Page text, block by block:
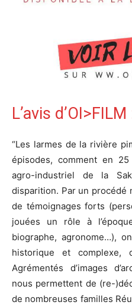
L’avis d’OI>FILM
“Les larmes de la rivière
épisodes, comment en
agro-industriel de la
disparition. Par un procédé
de témoignages forts
jouées un rôle à
biographe, agronome…),
historique et complexe,
Agrémentés d’images
nous permettent de (re-
de nombreuses familles